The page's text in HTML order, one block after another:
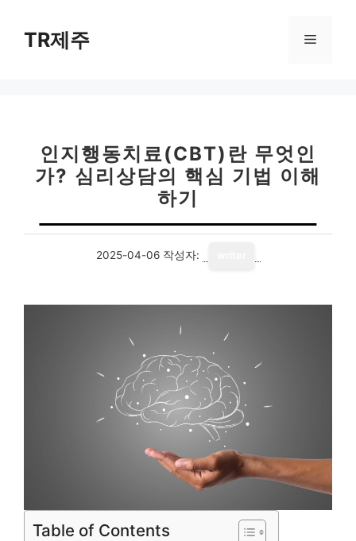
TR제주 메
인지행동치료(CBT)란 무엇인
가? 심리상담의 핵심 기법 이해
하기
2025-04-06 작성자:
Table of Contents